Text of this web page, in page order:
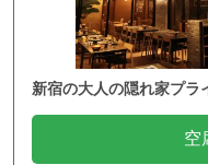
新宿の大人の隠れ家プ
空